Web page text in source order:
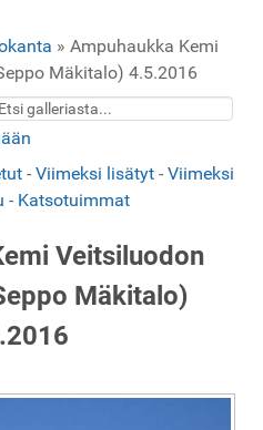
» Ampuhaukka Kemi
Mäkitalo) 4.5.2016
- Viimeksi lisätyt- Viimeksi
- Katsotuimmat
Veitsiluodon
Mäkitalo)